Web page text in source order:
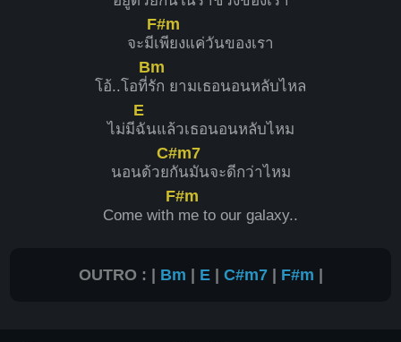
จะมีเ
F#m
พียงแค่วันของเรา
โอ้..โอที่
Bm
รัก ยามเธอนอนหลับไหล
ไม่มี
E
ฉันแล้วเธอนอนหลับไหม
นอนด้วย
C#m7
กันมันจะดีกว่าไหม
Come with
F#m
me to our galaxy..
OUTRO : | Bm | E| C#m7| F#m |